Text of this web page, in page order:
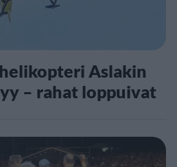
Aslakin
– rahat loppuivat